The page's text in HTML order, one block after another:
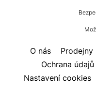
O nás Prodejny
Ochrana údajů
Nastavení cookies